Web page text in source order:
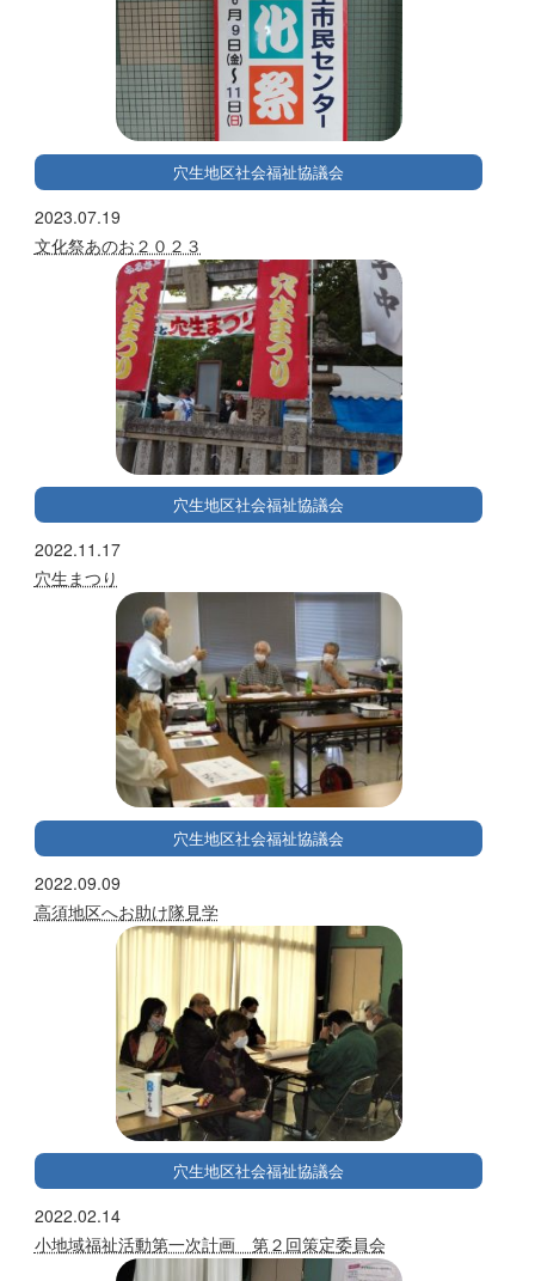
穴生地区社会福祉協議会
2023.07.19
文化祭あのお２０２３
穴生地区社会福祉協議会
2022.11.17
穴生まつり
穴生地区社会福祉協議会
2022.09.09
高須地区へお助け隊見学
穴生地区社会福祉協議会
2022.02.14
小地域福祉活動第一次計画 第２回策定委員会